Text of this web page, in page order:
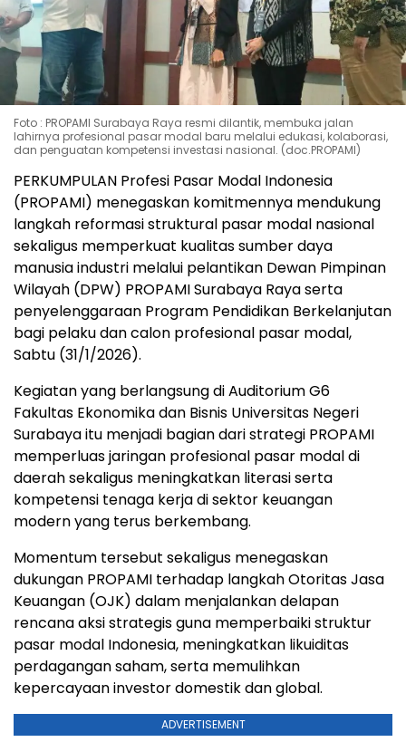
Foto : PROPAMI Surabaya Raya resmi dilantik, membuka jalan
lahirnya profesional pasar modal baru melalui edukasi, kolaborasi,
dan penguatan kompetensi investasi nasional. (doc.PROPAMI)
PERKUMPULAN Profesi Pasar Modal Indonesia
(PROPAMI) menegaskan komitmennya mendukung
langkah reformasi struktural pasar modal nasional
sekaligus memperkuat kualitas sumber daya
manusia industri melalui pelantikan Dewan Pimpinan
Wilayah (DPW) PROPAMI Surabaya Raya serta
penyelenggaraan Program Pendidikan Berkelanjutan
bagi pelaku dan calon profesional pasar modal,
Sabtu (31/1/2026).
Kegiatan yang berlangsung di Auditorium G6
Fakultas Ekonomika dan Bisnis Universitas Negeri
Surabaya itu menjadi bagian dari strategi PROPAMI
memperluas jaringan profesional pasar modal di
daerah sekaligus meningkatkan literasi serta
kompetensi tenaga kerja di sektor keuangan
modern yang terus berkembang.
Momentum tersebut sekaligus menegaskan
dukungan PROPAMI terhadap langkah Otoritas Jasa
Keuangan (OJK) dalam menjalankan delapan
rencana aksi strategis guna memperbaiki struktur
pasar modal Indonesia, meningkatkan likuiditas
perdagangan saham, serta memulihkan
kepercayaan investor domestik dan global.
ADVERTISEMENT